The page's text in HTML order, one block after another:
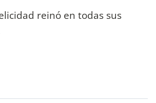
reinó en todas sus